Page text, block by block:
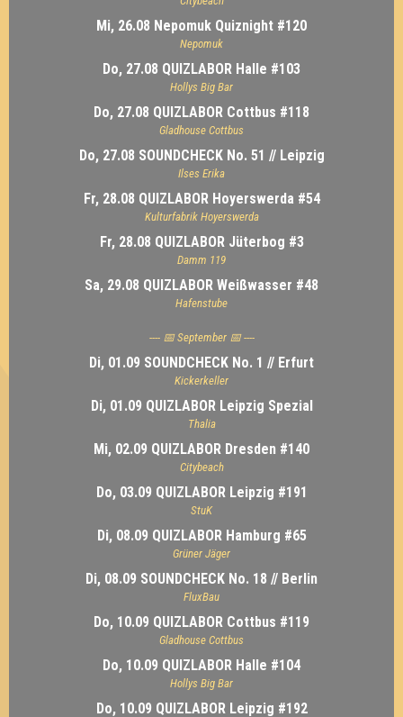
Mi, 26.08 Nepomuk Quiznight #120
Nepomuk
Do, 27.08 QUIZLABOR Halle #103
Hollys Big Bar
Do, 27.08 QUIZLABOR Cottbus #118
Gladhouse Cottbus
Do, 27.08 SOUNDCHECK No. 51 // Leipzig
Ilses Erika
Fr, 28.08 QUIZLABOR Hoyerswerda #54
Kulturfabrik Hoyerswerda
Fr, 28.08 QUIZLABOR Jüterbog #3
Damm 119
Sa, 29.08 QUIZLABOR Weißwasser #48
Hafenstube
---- 📅 September 📅 ----
Di, 01.09 SOUNDCHECK No. 1 // Erfurt
Kickerkeller
Di, 01.09 QUIZLABOR Leipzig Spezial
Thalia
Mi, 02.09 QUIZLABOR Dresden #140
Citybeach
Do, 03.09 QUIZLABOR Leipzig #191
StuK
Di, 08.09 QUIZLABOR Hamburg #65
Grüner Jäger
Di, 08.09 SOUNDCHECK No. 18 // Berlin
FluxBau
Do, 10.09 QUIZLABOR Cottbus #119
Gladhouse Cottbus
Do, 10.09 QUIZLABOR Halle #104
Hollys Big Bar
Do, 10.09 QUIZLABOR Leipzig #192